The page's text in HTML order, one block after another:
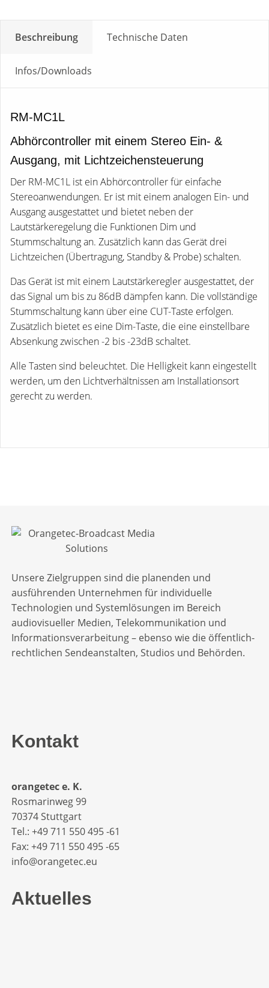
Beschreibung Technische Daten
Infos/Downloads
RM-MC1L
Abhörcontroller mit einem Stereo Ein- &
Ausgang, mit Lichtzeichensteuerung
Der RM-MC1L ist ein Abhörcontroller für einfache
Stereoanwendungen. Er ist mit einem analogen Ein- und
Ausgang ausgestattet und bietet neben der
Lautstärkeregelung die Funktionen Dim und
Stummschaltung an. Zusätzlich kann das Gerät drei
Lichtzeichen (Übertragung, Standby & Probe) schalten.
Das Gerät ist mit einem Lautstärkeregler ausgestattet, der
das Signal um bis zu 86dB dämpfen kann. Die vollständige
Stummschaltung kann über eine CUT-Taste erfolgen.
Zusätzlich bietet es eine Dim-Taste, die eine einstellbare
Absenkung zwischen -2 bis -23dB schaltet.
Alle Tasten sind beleuchtet. Die Helligkeit kann eingestellt
werden, um den Lichtverhältnissen am Installationsort
gerecht zu werden.
Unsere Zielgruppen sind die planenden und
ausführenden Unternehmen für individuelle
Technologien und Systemlösungen im Bereich
audiovisueller Medien, Telekommunikation und
Informationsverarbeitung – ebenso wie die öffentlich-
rechtlichen Sendeanstalten, Studios und Behörden.
Kontakt
orangetec e. K.
Rosmarinweg 99
70374 Stuttgart
Tel.: +49 711 550 495 -61‬
Fax: +49 711 550 495 -65‬
info@orangetec.eu
Aktuelles